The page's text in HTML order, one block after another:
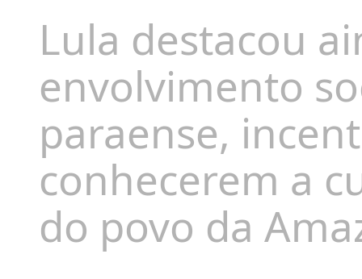
Lula destacou
envolvimento
paraense,
conhecerem a
do povo da